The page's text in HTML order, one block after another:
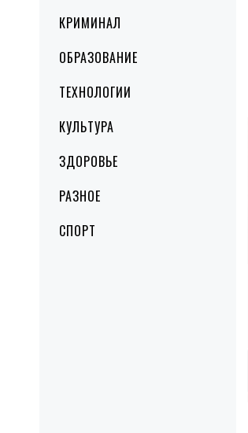
КРИМИНАЛ
ОБРАЗОВАНИЕ
ТЕХНОЛОГИИ
КУЛЬТУРА
ЗДОРОВЬЕ
РАЗНОЕ
СПОРТ